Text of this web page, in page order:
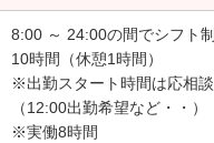
8:00 ～ 24:00の間でシフト制
10時間（休憩1時間）
※出勤スタート時間は応相談
（12:00出勤希望など・・）
※実働8時間